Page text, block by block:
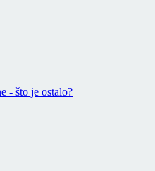
- što je ostalo?